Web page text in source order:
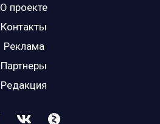
О проекте
Контакты
Реклама
Партнеры
Редакция